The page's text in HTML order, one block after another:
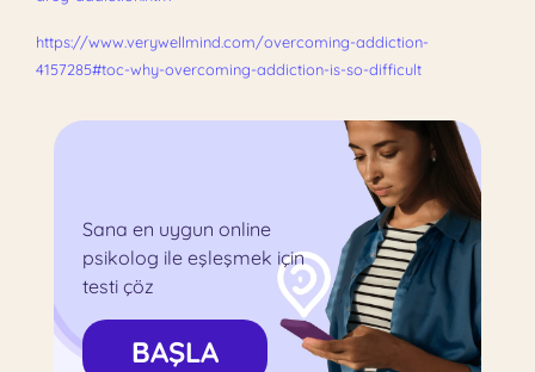
https://www.verywellmind.com/overcoming-addiction-
4157285#toc-why-overcoming-addiction-is-so-difficult
Sana en uygun online
psikolog ile eşleşmek için
testi çöz
BAŞLA